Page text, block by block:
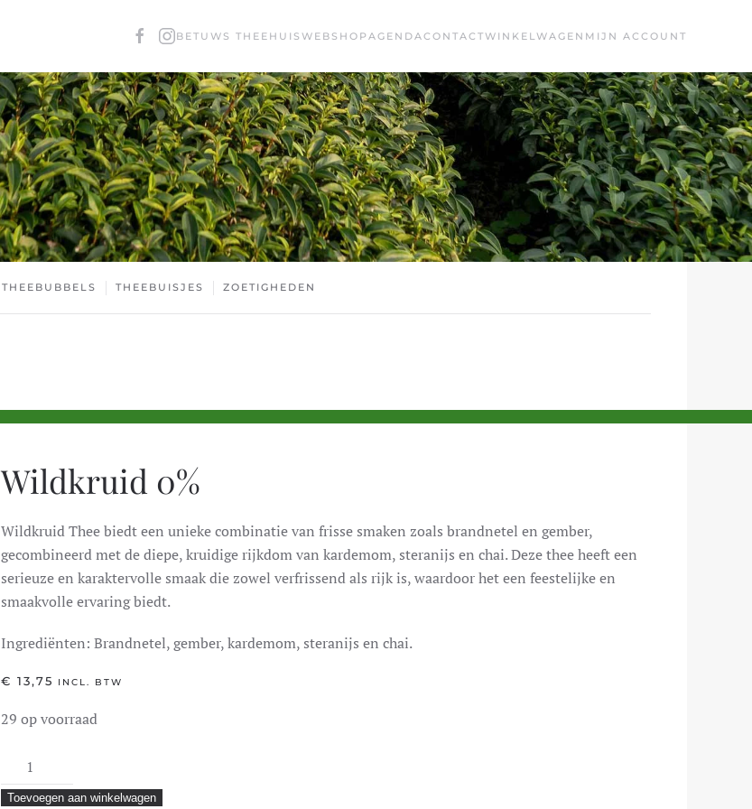
BETUWS THEEHUIS WEBSHOP AGENDACONTACTWINKELWAGEN MIJN ACCOUNT
THEEBUBBELS THEEBUISJES ZOETIGHEDEN
Wildkruid 0%
Wildkruid Thee biedt een unieke combinatie van frisse smaken zoals brandnetel en gember,
gecombineerd met de diepe, kruidige rijkdom van kardemom, steranijs en chai. Deze thee heeft een
serieuze en karaktervolle smaak die zowel verfrissend als rijk is, waardoor het een feestelijke en
smaakvolle ervaring biedt.
Ingrediënten: Brandnetel, gember, kardemom, steranijs en chai.
€ 13,75 INCL. BTW
29 op voorraad
Wildkruid
0%
Toevoegen aan winkelwagen